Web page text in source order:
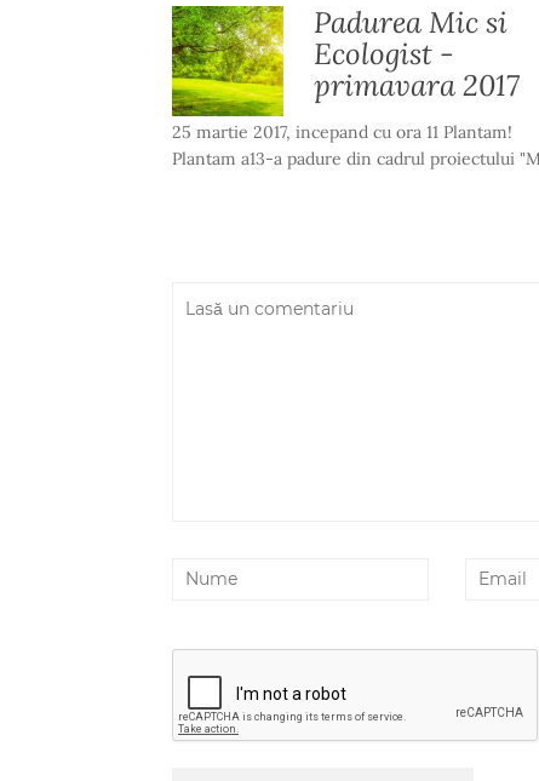
Padurea Mic si
Ecologist -
primavara 2017
25 martie 2017, incepand cu ora 11 Plantam!
Plantam a13-a padure din cadrul proiectului